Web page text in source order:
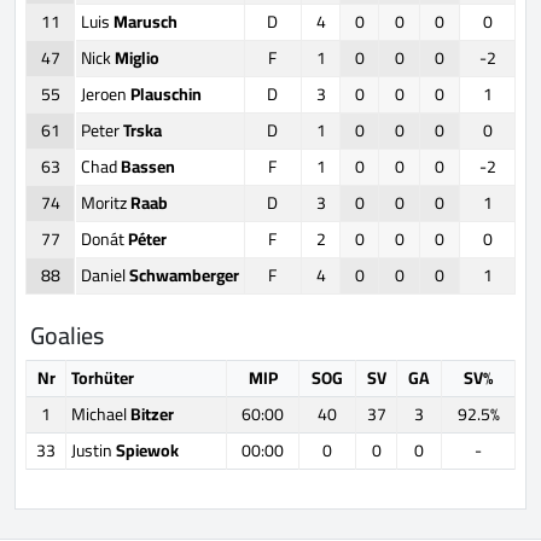
11
LuisMarusch D 4 0 0 0
0
47
NickMiglio F 1 0 0 0
-2
55
JeroenPlauschin D 3 0 0 0
1
61
PeterTrska D 1 0 0 0
0
63
ChadBassen F 1 0 0 0
-2
74
MoritzRaab D 3 0 0 0
1
77
DonátPéter F 2 0 0 0
0
88
DanielSchwamberger F 4 0 0 0 1
Goalies
Nr Torhüter MIP SOG SV GA
SV%
1
MichaelBitzer 60:00 40 37 3
92.5%
33 JustinSpiewok 00:00 0 0 0 -